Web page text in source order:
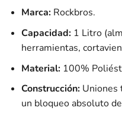
Marca:Rockbros.
Capacidad:1 Litro
herramientas,
Material:100%
Construcción:Uniones
un bloqueo absoluto